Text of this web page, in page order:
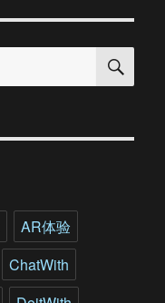
盾，
还
拿
什
搜
AR体验
ChatWith